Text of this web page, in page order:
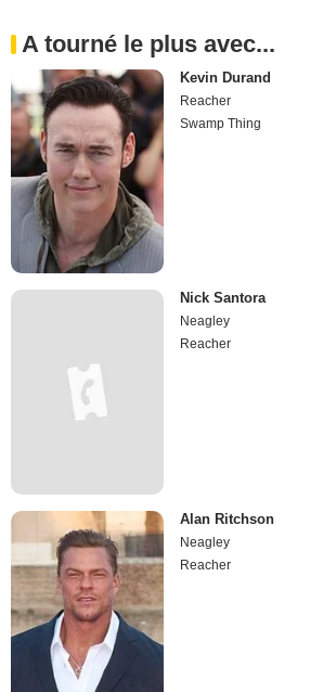
A tourné le plus avec...
Kevin Durand
Reacher
Swamp Thing
Nick Santora
Neagley
Reacher
Alan Ritchson
Neagley
Reacher